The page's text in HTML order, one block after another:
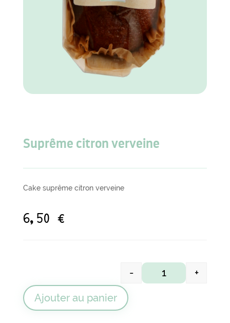
Suprême citron verveine
Cake suprême citron verveine
6,50 €
quantité de
- +
Ajouter au panier